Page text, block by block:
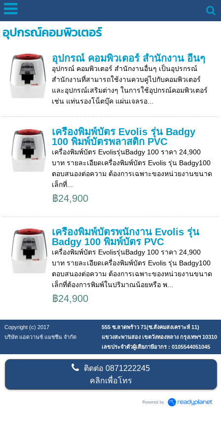
อุปกรณ์คอมพิวเตอร์
อุปกรณ์ คอมพิวเตอร์ สำนักงาน อื่นๆ
อุปกรณ์ คอมพิวเตอร์ สำนักงานอื่นๆ เป็นอุปรกรณ์
สำนักงานที่สามารถใช้งานควบคู่ไปกับคอมพิวเตอร์
และอุปกรณ์เสริมต่างๆ ในการใช้อุปกรณ์คอมพิวเตอร์
เช่น แท่นรองโน็ตบุ๊ค แผ่นเจลรอ...
เครื่องพิมพ์บัตร Evolis รุ่น Badgy
100 พิมพ์บัตรพลาสติก PVC
เครื่องพิมพ์บัตร Evolisรุ่นBadgy 100 ราคา 24,900
บาท รายละเอียดเครื่องพิมพ์บัตร Evolis รุ่น Badgy100
ตอบสนองต่อความ ต้องการเฉพาะของหน่วยงานขนาด
เล็กที่...
฿24,900
เครื่องพิมพ์บัตรพนักงาน Evolis รุ่น
Badgy 100 พิมพ์บัตร PVC
เครื่องพิมพ์บัตร Evolisรุ่นBadgy 100 ราคา 24,900
บาท รายละเอียดเครื่องพิมพ์บัตร Evolis รุ่น Badgy100
ตอบสนองต่อความ ต้องการเฉพาะของหน่วยงานขนาด
เล็กที่ต้องการพิมพ์ในปริมาณน้อยหรือ พ...
฿24,900
Copyright (c) 2017
555 ซ.ลาดพร้าว 71(ซ.สังคมสงเคราะห์ 11)
บริษัท แอดวานซ์ แมชชีน จำกัด
แขวงสะพานสอง เขตวังทองหลาง กรุงเทพฯ 10310
เลขประจำตัวผู้เสียภาษีอากร : 0105544051045
ติดต่อ0871222245
คลิกเพื่อโทร